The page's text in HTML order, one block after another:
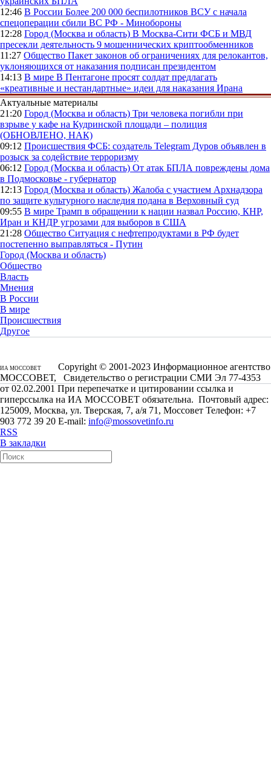
12:46 В России Более 200 000 беспилотников ВСУ с начала
спецоперации сбили ВС РФ - Минобороны
12:28 Город (Москва и область) В Москва-Сити ФСБ и МВД
пресекли деятельность 9 мошеннических криптообменников
11:27 Общество Пакет законов об ограничениях для релокантов,
уклоняющихся от наказания подписан президентом
14:13 В мире В Пентагоне просят солдат предлагать
«креативные и нестандартные» идеи для наказания Ирана
Актуальные материалы
21:20 Город (Москва и область) Три человека погибли при
взрыве у кафе на Кудринской площади – полиция
(ОБНОВЛЕНО, НАК)
09:12 Происшествия ФСБ: создатель Telegram Дуров объявлен в
розыск за содействие терроризму
06:12 Город (Москва и область) От атак БПЛА повреждены дома
в Подмосковье - губернатор
12:13 Город (Москва и область) Жалоба с участием Архнадзора
по защите культурного наследия подана в Верховный суд
09:55 В мире Трамп в обращении к нации назвал Россию, КНР,
Иран и КНДР угрозами для выборов в США
21:28 Общество Ситуация с нефтепродуктами в РФ будет
постепенно выправляться - Путин
Город (Москва и область)
Общество
Власть
Мнения
В России
В мире
Происшествия
Другое
ИА МОССОВЕТ
Copyright © 2001-2023 Информационное агентство
МОССОВЕТ, Свидетельство о регистрации СМИ Эл 77-4353
от 02.02.2001 При перепечатке и цитировании ссылка и
гиперссылка на ИА МОССОВЕТ обязательна. Почтовый адрес:
125009, Москва, ул. Тверская, 7, а/я 71, Моссовет Телефон: +7
903 772 39 20 E-mail: info@mossovetinfo.ru
RSS
В закладки